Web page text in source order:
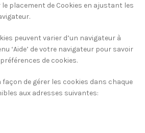
le placement de Cookies en ajustant les
peuvent varier d’un navigateur à
‘Aide’ de votre navigateur pour savoir
de cookies.
de gérer les cookies dans chaque
aux adresses suivantes: